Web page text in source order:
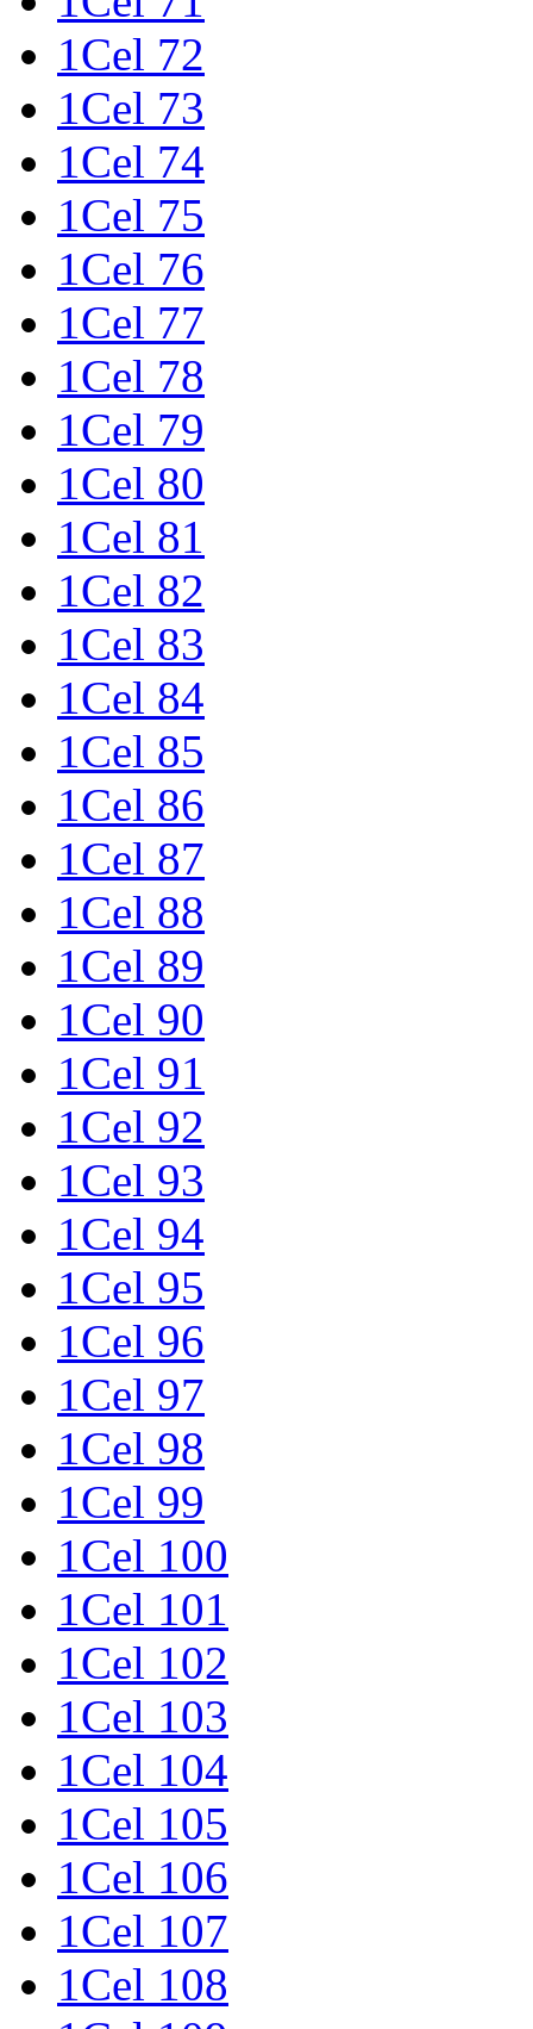
1Cel 72
1Cel 73
1Cel 74
1Cel 75
1Cel 76
1Cel 77
1Cel 78
1Cel 79
1Cel 80
1Cel 81
1Cel 82
1Cel 83
1Cel 84
1Cel 85
1Cel 86
1Cel 87
1Cel 88
1Cel 89
1Cel 90
1Cel 91
1Cel 92
1Cel 93
1Cel 94
1Cel 95
1Cel 96
1Cel 97
1Cel 98
1Cel 99
1Cel 100
1Cel 101
1Cel 102
1Cel 103
1Cel 104
1Cel 105
1Cel 106
1Cel 107
1Cel 108